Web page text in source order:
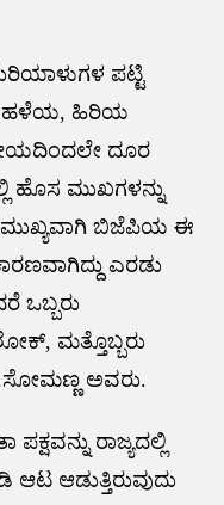
ಪಟ್ಟಿ
ಹಳೆಯ, ಹಿರಿಯ
ದೂರ
ಹೊಸ ಮುಖಗಳನ್ನು
ಮುಖ್ಯವಾಗಿ ಬಿಜೆಪಿಯ ಈ
ಎರಡು
ಒಬ್ಬರು
ಮತ್ತೊಬ್ಬರು
ಅವರು.
ರಾಜ್ಯದಲ್ಲಿ
ಆಟ ಆಡುತ್ತಿರುವುದು